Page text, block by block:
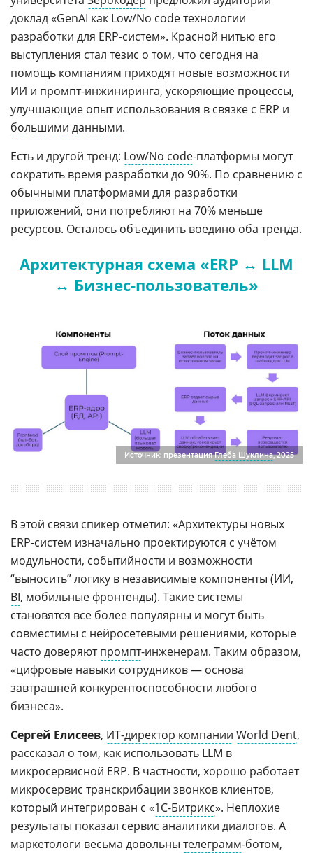
доклад «GenAI как Low/No code технологии
разработки для ERP-систем». Красной нитью его
выступления стал тезис о том, что сегодня на
помощь компаниям приходят новые возможности
ИИ и промпт-инжиниринга, ускоряющие процессы,
улучшающие опыт использования в связке с ERP и
большими данными.
Есть и другой тренд: Low/No code-платформы могут
сократить время разработки до 90%. По сравнению с
обычными платформами для разработки
приложений, они потребляют на 70% меньше
ресурсов. Осталось объединить воедино оба тренда.
Архитектурная схема «ERP ↔ LLM
↔ Бизнес-пользователь»
Источник: презентацияГлеба Шуклина, 2025
В этой связи спикер отметил: «Архитектуры новых
ERP-систем изначально проектируются с учётом
модульности, событийности и возможности
“выносить” логику в независимые компоненты (ИИ,
BI, мобильные фронтенды). Такие системы
становятся все более популярны и могут быть
совместимы с нейросетевыми решениями, которые
часто доверяютпромпт-инженерам. Таким образом,
«цифровые навыки сотрудников — основа
завтрашней конкурентоспособности любого
бизнеса».
Сергей Елисеев, ИТ-директор компании World Dent,
рассказал о том, как использовать LLM в
микросервисной ERP. В частности, хорошо работает
микросервис транскрибации звонков клиентов,
который интегрирован с «1С-Битрикс». Неплохие
результаты показал сервис аналитики диалогов. А
маркетологи весьма довольны телеграмм-ботом,